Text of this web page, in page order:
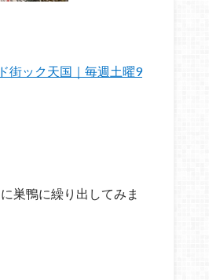
街ック天国｜毎週土曜9
巣鴨に繰り出してみま